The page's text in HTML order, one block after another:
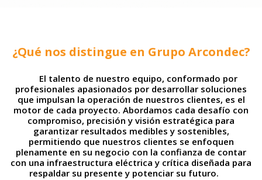
¿Qué nos distingue en Grupo Arcondec?
El talento de nuestro equipo, conformado por
profesionales apasionados por desarrollar soluciones
que impulsan la operación de nuestros clientes, es el
motor de cada proyecto. Abordamos cada desafío con
compromiso, precisión y visión estratégica para
garantizar resultados medibles y sostenibles,
permitiendo que nuestros clientes se enfoquen
plenamente en su negocio con la confianza de contar
con una infraestructura eléctrica y crítica diseñada para
respaldar su presente y potenciar su futuro.